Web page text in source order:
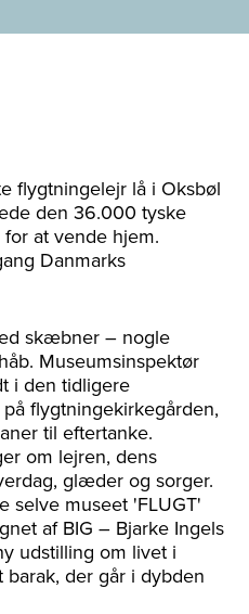
flygtningelejr lå i Oksbøl
den 36.000 tyske
at vende hjem.
Danmarks
skæbner – nogle
Museumsinspektør
i den tidligere
flygtningekirkegården,
til eftertanke.
om lejren, dens
glæder og sorger.
selve museet 'FLUGT'
af BIG – Bjarke Ingels
udstilling om livet i
der går i dybden